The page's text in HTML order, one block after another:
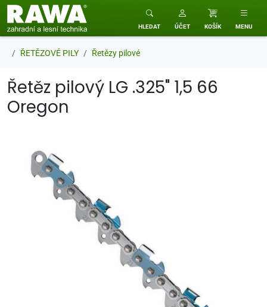
RAWA zahradní a lesní technika
HLEDAT ÚČET KOŠÍK MENU
ŘETĚZOVÉ PILY Řetězy pilové
Řetěz pilový LG .325" 1,5 66
Oregon